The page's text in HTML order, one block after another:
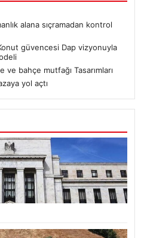
alana sıçramadan kontrol
güvencesi Dap vizyonuyla
ve bahçe mutfağı Tasarımları
yol açtı